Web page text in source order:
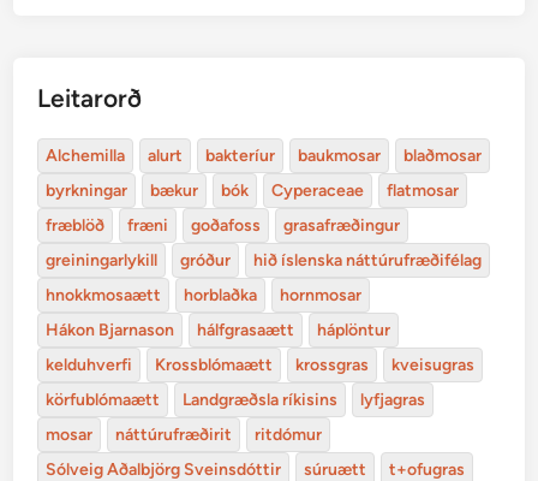
Leitarorð
Alchemilla alurt bakteríur baukmosar
blaðmosar
byrkningar
bækur bók Cyperaceae
flatmosar
fræblöð
fræni goðafoss
grasafræðingur
greiningarlykill
gróður
hið íslenska náttúrufræðifélag
hnokkmosaætt
horblaðka
hornmosar
Hákon Bjarnason
hálfgrasaætt
háplöntur
kelduhverfi
Krossblómaætt krossgras
kveisugras
körfublómaætt
Landgræðsla ríkisins
lyfjagras
mosar
náttúrufræðirit
ritdómur
Sólveig Aðalbjörg Sveinsdóttir
súruætt
t+ofugras